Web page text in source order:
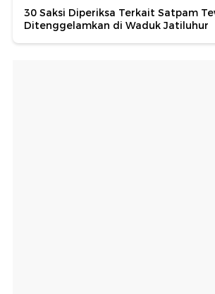
30 Saksi Diperiksa Terkait Satpam
Ditenggelamkan di Waduk Jatiluhur